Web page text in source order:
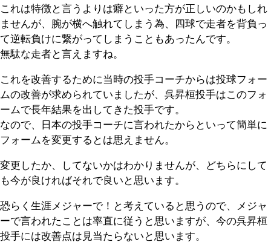
これは特徴と言うよりは癖といった方が正しいのかもしれ
ませんが、腕が横へ触れてしまう為、四球で走者を背負っ
て逆転負けに繋がってしまうこともあったんです。
無駄な走者と言えますね。
これを改善するために当時の投手コーチからは投球フォー
ムの改善が求められていましたが、呉昇桓投手はこのフォ
ームで長年結果を出してきた投手です。
なので、日本の投手コーチに言われたからといって簡単に
フォームを変更するとは思えません。
変更したか、してないかはわかりませんが、どちらにして
も今が良ければそれで良いと思います。
恐らく生涯メジャーで！と考えていると思うので、メジャ
ーで言われたことは率直に従うと思いますが、今の呉昇桓
投手には改善点は見当たらないと思います。